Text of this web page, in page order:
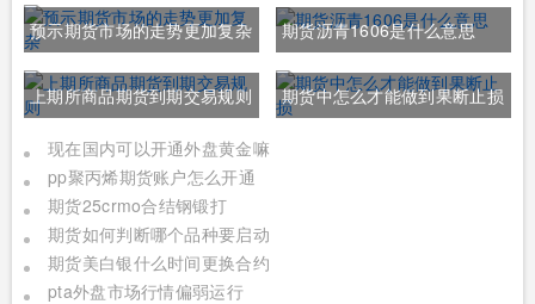
预示期货市场的走势更加复杂 期货沥青1606是什么意思
上期所商品期货到期交易规则 期货中怎么才能做到果断止损
现在国内可以开通外盘黄金嘛
pp聚丙烯期货账户怎么开通
期货25crmo合结钢锻打
期货如何判断哪个品种要启动
期货美白银什么时间更换合约
pta外盘市场行情偏弱运行